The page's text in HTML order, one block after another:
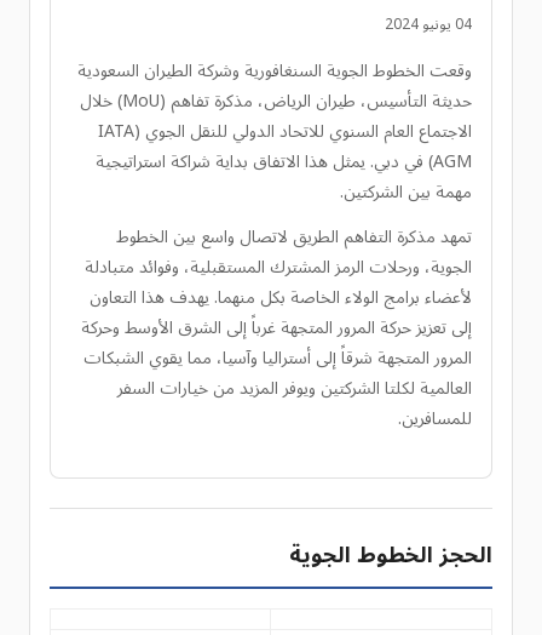
04 يونيو 2024
وقعت الخطوط الجوية السنغافورية وشركة الطيران السعودية
حديثة التأسيس، طيران الرياض، مذكرة تفاهم (MoU) خلال
الاجتماع العام السنوي للاتحاد الدولي للنقل الجوي (IATA
AGM) في دبي. يمثل هذا الاتفاق بداية شراكة استراتيجية
مهمة بين الشركتين.
تمهد مذكرة التفاهم الطريق لاتصال واسع بين الخطوط
الجوية، ورحلات الرمز المشترك المستقبلية، وفوائد متبادلة
لأعضاء برامج الولاء الخاصة بكل منهما. يهدف هذا التعاون
إلى تعزيز حركة المرور المتجهة غرباً إلى الشرق الأوسط وحركة
المرور المتجهة شرقاً إلى أستراليا وآسيا، مما يقوي الشبكات
العالمية لكلتا الشركتين ويوفر المزيد من خيارات السفر
للمسافرين.
الحجز الخطوط الجوية